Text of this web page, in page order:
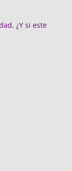
¿Y si este